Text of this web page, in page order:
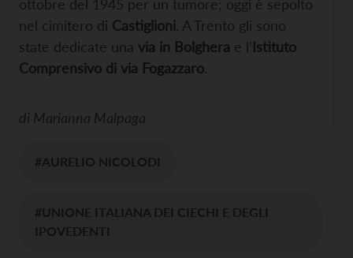
ottobre del 1945 per un tumore; oggi è sepolto
nel cimitero di Castiglioni. A Trento gli sono
state dedicate una via in Bolghera e l’Istituto
Comprensivo di via Fogazzaro.
di Marianna Malpaga
#AURELIO NICOLODI
#UNIONE ITALIANA DEI CIECHI E DEGLI
IPOVEDENTI